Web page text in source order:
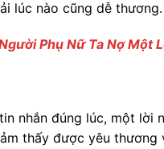
lúc nào cũng dễ thương.
Phụ Nữ Ta Nợ Một
nhắn đúng lúc, một lời
thấy được yêu thương